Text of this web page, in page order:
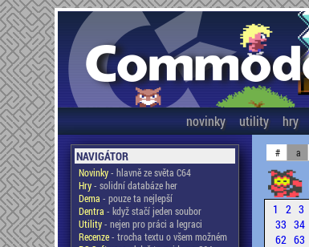
novinky utility hry
NAVIGÁTOR
Novinky- hlavně ze světa C64
Hry- solidní databáze her
Dema - pouze ta nejlepší
Dentra - když stačí jeden soubor
Utility- nejen pro práci a legraci
Recenze- trocha textu o všem možném
# a
1 2 3
33 34
62 63